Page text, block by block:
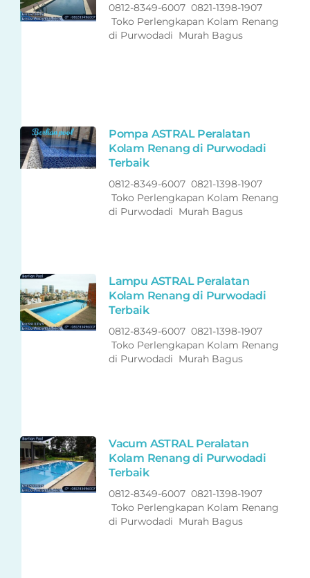
0812-8349-6007 0821-1398-1907
Toko Perlengkapan Kolam Renang
di Purwodadi Murah Bagus
Pompa ASTRAL Peralatan
Kolam Renang di Purwodadi
Terbaik
0812-8349-6007 0821-1398-1907
Toko Perlengkapan Kolam Renang
di Purwodadi Murah Bagus
Lampu ASTRAL Peralatan
Kolam Renang di Purwodadi
Terbaik
0812-8349-6007 0821-1398-1907
Toko Perlengkapan Kolam Renang
di Purwodadi Murah Bagus
Vacum ASTRAL Peralatan
Kolam Renang di Purwodadi
Terbaik
0812-8349-6007 0821-1398-1907
Toko Perlengkapan Kolam Renang
di Purwodadi Murah Bagus